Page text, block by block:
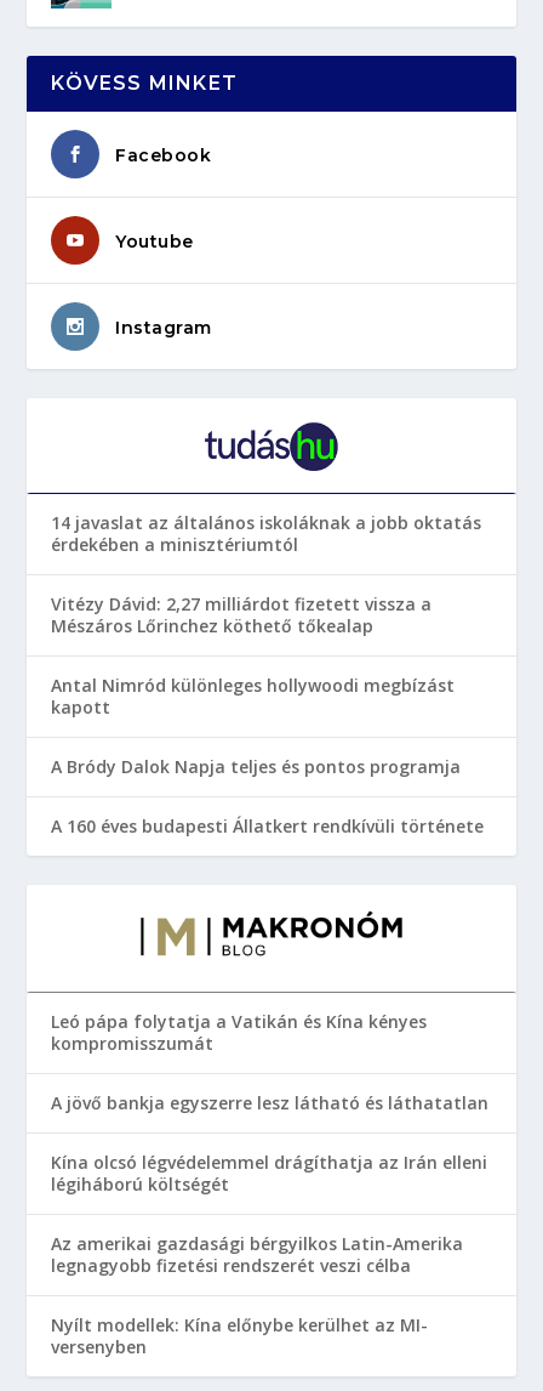
KÖVESS MINKET
Facebook
Youtube
Instagram
14 javaslat az általános iskoláknak a jobb oktatás
érdekében a minisztériumtól
Vitézy Dávid: 2,27 milliárdot fizetett vissza a
Mészáros Lőrinchez köthető tőkealap
Antal Nimród különleges hollywoodi megbízást
kapott
A Bródy Dalok Napja teljes és pontos programja
A 160 éves budapesti Állatkert rendkívüli története
Leó pápa folytatja a Vatikán és Kína kényes
kompromisszumát
A jövő bankja egyszerre lesz látható és láthatatlan
Kína olcsó légvédelemmel drágíthatja az Irán elleni
légiháború költségét
Az amerikai gazdasági bérgyilkos Latin-Amerika
legnagyobb fizetési rendszerét veszi célba
Nyílt modellek: Kína előnybe kerülhet az MI-
versenyben